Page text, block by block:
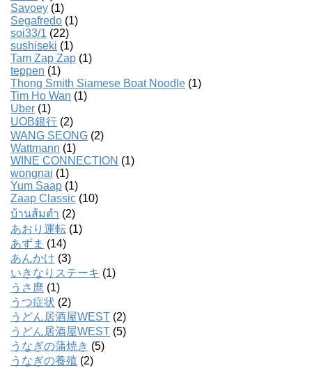
Savoey (1)
Segafredo (1)
soi33/1 (22)
sushiseki (1)
Tam Zap Zap (1)
teppen (1)
Thong Smith Siamese Boat Noodle (1)
Tim Ho Wan (1)
Uber (1)
UOB銀行 (2)
WANG SEONG (2)
Wattmann (1)
WINE CONNECTION (1)
wongnai (1)
Yum Saap (1)
Zaap Classic (10)
บ้านส้มตํา (2)
あおり運転 (1)
あずま (14)
あんかけ (3)
いきなりステーキ (1)
うさ麿 (1)
うつ症状 (2)
うどん居酒屋WEST (2)
うどん居酒屋WEST (5)
うなぎの蒲焼き (5)
うなぎの養殖 (2)